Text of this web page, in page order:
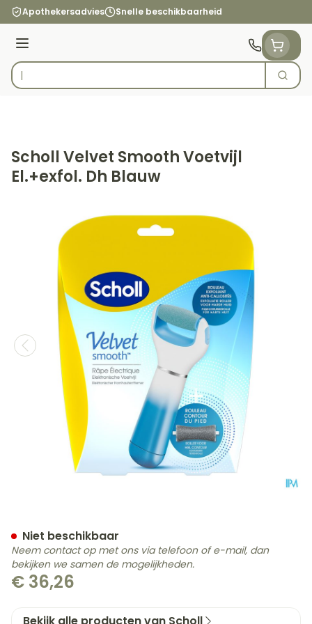
Ga naar de inhoud
Apothekersadvies Snelle beschikbaarheid
Menu
Product, merk, categorie...
Zoek
Scholl Velvet Smooth Voetvijl
El.+exfol. Dh Blauw
€ 36,26
Niet beschikbaar
Neem contact op met ons via telefoon of e-mail, dan
bekijken we samen de mogelijkheden.